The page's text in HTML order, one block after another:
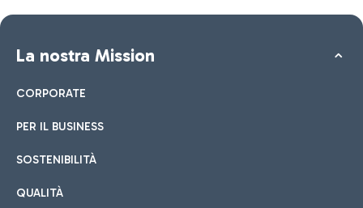
La nostra Mission
CORPORATE
PER IL BUSINESS
SOSTENIBILITÀ
QUALITÀ